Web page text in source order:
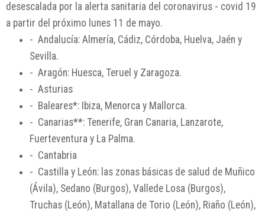
desescalada por la alerta sanitaria del coronavirus - covid 19
a partir del próximo lunes 11 de mayo.
- Andalucía: Almería, Cádiz, Córdoba, Huelva, Jaén y
Sevilla.
- Aragón: Huesca, Teruel y Zaragoza.
- Asturias
- Baleares*: Ibiza, Menorca y Mallorca.
- Canarias**: Tenerife, Gran Canaria, Lanzarote,
Fuerteventura y La Palma.
- Cantabria
- Castilla y León: las zonas básicas de salud de Muñico
(Ávila), Sedano (Burgos), Vallede Losa (Burgos),
Truchas (León), Matallana de Torio (León), Riaño (León),